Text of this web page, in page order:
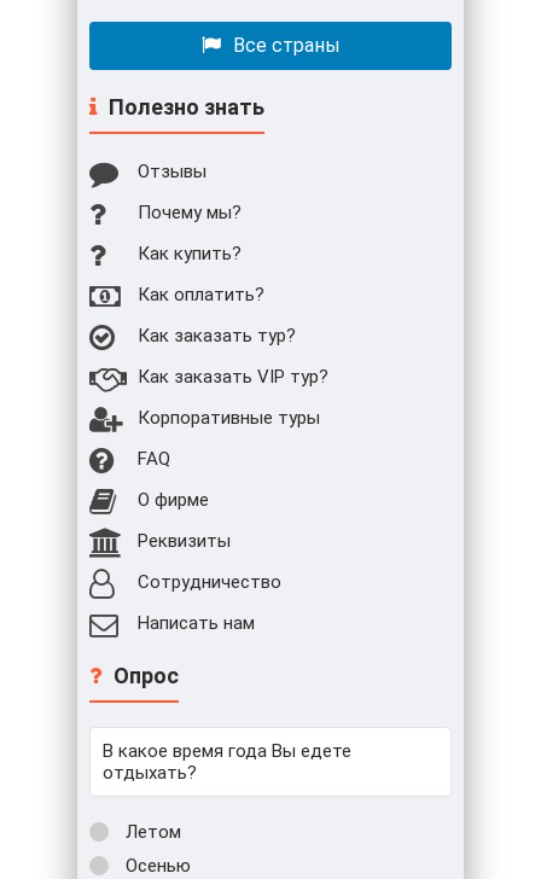
Все страны
Полезно знать
Отзывы
Почему мы?
Как купить?
Как оплатить?
Как заказать тур?
Как заказать VIP тур?
Корпоративные туры
FAQ
О фирме
Реквизиты
Сотрудничество
Написать нам
Опрос
В какое время года Вы едете
отдыхать?
Летом
Осенью